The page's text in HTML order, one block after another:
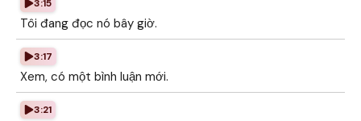
3:15
Tôi đang đọc nó bây giờ.
3:17
Xem, có một bình luận mới.
3:21